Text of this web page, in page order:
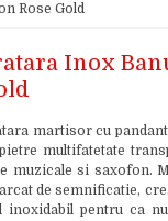
Rose Gold
Inox
martisor cu
multifatetate
muzicale si saxofon.
de semnificatie,
inoxidabil pentru ca